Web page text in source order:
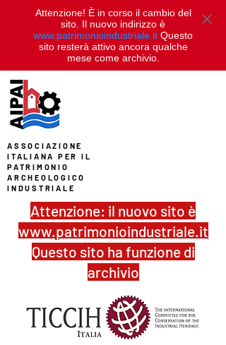
Attenzione! È in corso il cambio del
sito. Il nuovo indirizzo è
www.patrimonioindustriale.it Questo
sito resterà attivo ancora qualche
mese come archivio.
ASSOCIAZIONE
ITALIANA PER IL
PATRIMONIO
ARCHEOLOGICO
INDUSTRIALE
Attenzione: il nuovo sito è
www.patrimonioindustriale.it
Questo sito ha funzione di
archivio